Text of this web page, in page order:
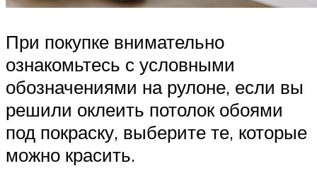
При покупке внимательно
ознакомьтесь с условными
обозначениями на рулоне, если вы
решили оклеить потолок обоями
под покраску, выберите те, которые
можно красить.